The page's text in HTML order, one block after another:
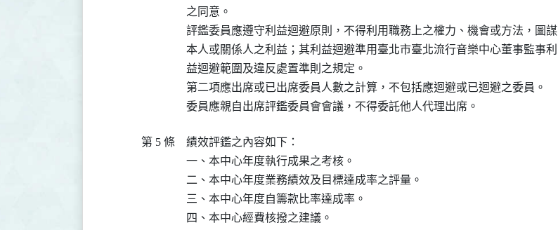
之同意。
評鑑委員應遵守利益迴避原則，不得利用職務上之權力、機會或方法，圖謀
本人或關係人之利益；其利益迴避準用臺北市臺北流行音樂中心董事監事利
益迴避範圍及違反處置準則之規定。
第二項應出席或已出席委員人數之計算，不包括應迴避或已迴避之委員。
委員應親自出席評鑑委員會會議，不得委託他人代理出席。
第 5 條
績效評鑑之內容如下：
一、本中心年度執行成果之考核。
二、本中心年度業務績效及目標達成率之評量。
三、本中心年度自籌款比率達成率。
四、本中心經費核撥之建議。